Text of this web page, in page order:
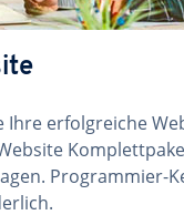
Ihre erfolgreiche
Programmier-